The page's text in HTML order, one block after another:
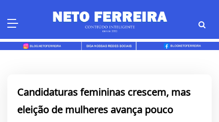
Candidaturas femininas crescem, mas
eleição de mulheres avança pouco